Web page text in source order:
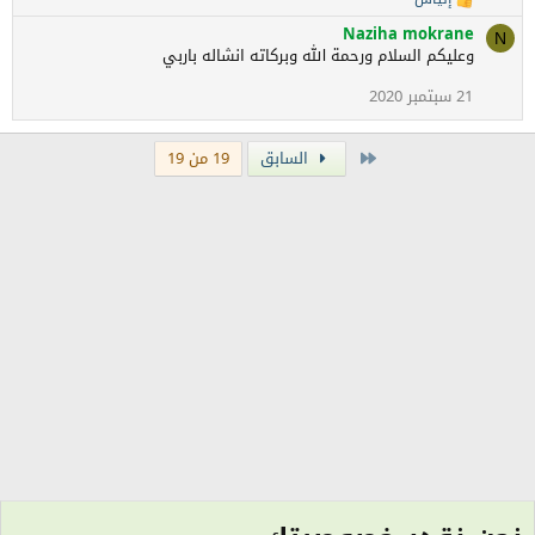
ت
:ل
ت
ف
ع
ل
ا
N
Naziha mokrane
وعليكم السلام ورحمة الله وبركاته انشاله باربي
21 سبتمبر 2020
الأولى السابق 19 من 19